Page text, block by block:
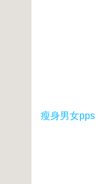
瘦身男女pps